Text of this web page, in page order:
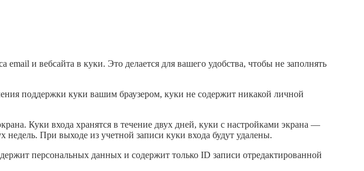
и вебсайта в куки. Это делается для вашего удобства, чтобы не заполнять
поддержки куки вашим браузером, куки не содержит никакой личной
Куки входа хранятся в течение двух дней, куки с настройками экрана —
недель. При выходе из учетной записи куки входа будут удалены.
персональных данных и содержит только ID записи отредактированной